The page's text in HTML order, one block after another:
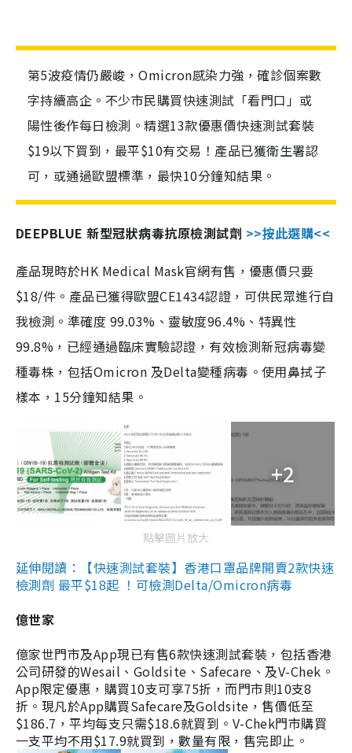
第5波疫情仍嚴峻，Omicron感染力強，確診個案數
字持續高企。不少市民購買快速測試「看門口」或
陽性後作每日檢測。精選13款優惠價快速測試套裝
$19以下買到，最平$10有交易！產品已獲衛生署認
可，或通過歐盟標準，最快10分鐘知結果。
DEEPBLUE 新型冠狀病毒抗原檢測試劑 >>按此選購<<
產品現時於HK Medical Mask官網有售，優惠價只要
$18/件。產品已獲得歐盟CE1434認證，可供民眾進行自
我檢測。準確度 99.03%、靈敏度96.4%、特異性
99.8%，已經通過臨床實驗認證，有效檢測新冠病毒變
種毒株，包括Omicron 及Delta變種病毒。使用鼻拭子
樣本，15分鐘知結果。
+2
點擊圖片放大
延伸閱讀：【快速測試套裝】香港口罩品牌開賣2款快速
檢測劑 最平$18起 ！可檢測Delta/Omicron病毒
億世家
億家世門市及App現已有售6款快速測試套裝，包括香港
公司研發的Wesail、Goldsite、Safecare、及V-Chek。
App限定優惠，購買10支可享75折，而門市則10支8
折。現凡於App購買Safecare及Goldsite，售價低至
$186.7，平均每支只需$18.6就買到。V-Chek門市購買
一支平均不用$17.9就買到，數量有限，售完即止。